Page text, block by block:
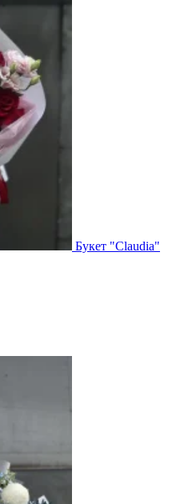
Букет "Claudia"